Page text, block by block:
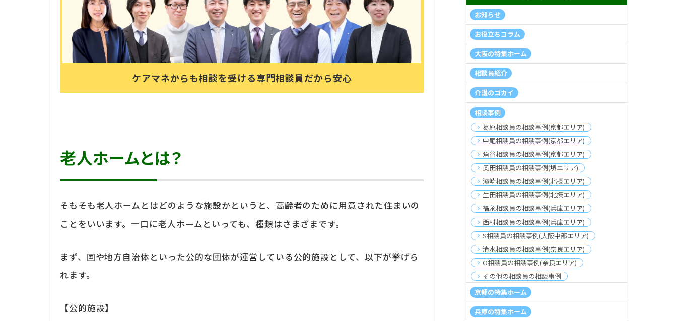
ケアマネからも相談を受ける専門相談員だから安心
老人ホームとは？
そもそも老人ホームとはどのような施設かというと、高齢者のために用意された住まいの
ことをいいます。一口に老人ホームといっても、種類はさまざまです。
まず、国や地方自治体といった公的な団体が運営している公的施設として、以下が挙げら
れます。
【公的施設】
お知らせ
お役立ちコラム
大阪の特集ホーム
相談員紹介
介護のゴカイ
相談事例
葛原相談員の相談事例(京都エリア)
中尾相談員の相談事例(京都エリア)
角谷相談員の相談事例(京都エリア)
奥田相談員の相談事例(堺エリア)
濱崎相談員の相談事例(北摂エリア)
生田相談員の相談事例(北摂エリア)
福永相談員の相談事例(兵庫エリア)
西村相談員の相談事例(兵庫エリア)
S相談員の相談事例(大阪中部エリア)
清水相談員の相談事例(奈良エリア)
O相談員の相談事例(奈良エリア)
その他の相談員の相談事例
京都の特集ホーム
兵庫の特集ホーム